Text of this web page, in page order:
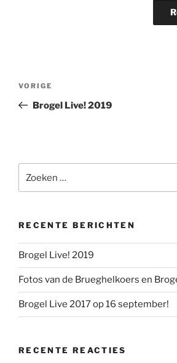
Vorig
bericht
VORIGE
Brogel Live! 2019
naar:
RECENTE BERICHTEN
Brogel Live! 2019
Fotos van de Brueghelkoers en
Brogel Live 2017 op 16 september!
RECENTE REACTIES